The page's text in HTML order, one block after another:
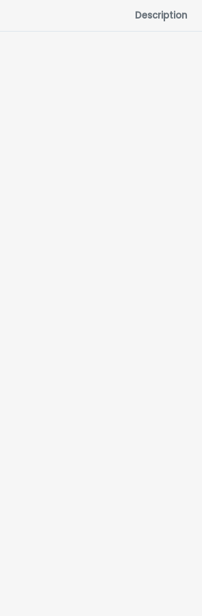
Description